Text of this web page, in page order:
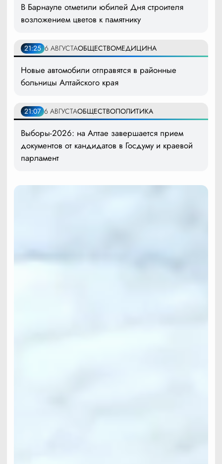
В Барнауле отметили юбилей Дня строителя
возложением цветов к памятнику
21:25 6 АВГУСТАОБЩЕСТВОМЕДИЦИНА
Новые автомобили отправятся в районные
больницы Алтайского края
21:07 6 АВГУСТАОБЩЕСТВОПОЛИТИКА
Выборы-2026: на Алтае завершается прием
документов от кандидатов в Госдуму и краевой
парламент